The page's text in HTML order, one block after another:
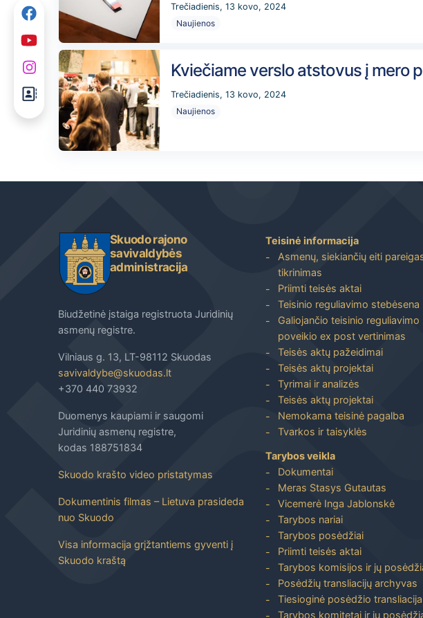
Trečiadienis, 13 kovo, 2024
Naujienos
Kviečiame verslo atstovus į mero
Trečiadienis, 13 kovo, 2024
Naujienos
Skuodo rajono
savivaldybės
administracija
Biudžetinė įstaiga registruota Juridinių
asmenų registre.
Vilniaus g. 13, LT-98112 Skuodas
savivaldybe@skuodas.lt
+370 440 73932
Duomenys kaupiami ir saugomi
Juridinių asmenų registre,
kodas 188751834
Skuodo krašto video pristatymas
Dokumentinis filmas – Lietuva prasideda
nuo Skuodo
Visa informacija grįžtantiems gyventi į
Skuodo kraštą
Teisinė informacija
Asmenų, siekiančių eiti
tikrinimas
Priimti teisės aktai
Teisinio reguliavimo stebėsena
Galiojančio teisinio reguliavimo
poveikio ex post vertinimas
Teisės aktų pažeidimai
Teisės aktų projektai
Tyrimai ir analizės
Teisės aktų projektai
Nemokama teisinė pagalba
Tvarkos ir taisyklės
Tarybos veikla
Dokumentai
Meras Stasys Gutautas
Vicemerė Inga Jablonskė
Tarybos nariai
Tarybos posėdžiai
Priimti teisės aktai
Tarybos komisijos ir jų
Posėdžių transliacijų archyvas
Tiesioginė posėdžio transliacija
Tarybos komitetai ir jų